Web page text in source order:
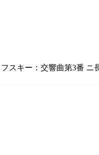
スキー：交響曲第3番 ニ